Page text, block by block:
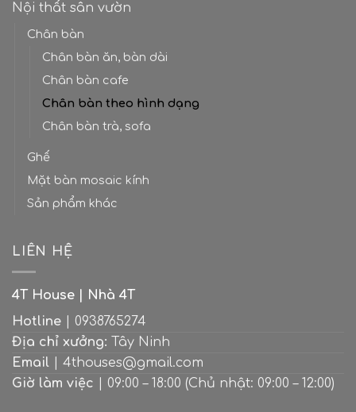
Nội thất sân vườn
Chân bàn
Chân bàn ăn, bàn dài
Chân bàn cafe
Chân bàn theo hình dạng
Chân bàn trà, sofa
Ghế
Mặt bàn mosaic kính
Sản phẩm khác
LIÊN HỆ
4T House | Nhà 4T
Hotline | 0938765274
Địa chỉ xưởng:
Tây Ninh
Email | 4thouses@gmail.com
Giờ làm việc | 09:00 – 18:00 (Chủ nhật: 09:00 – 12:00)